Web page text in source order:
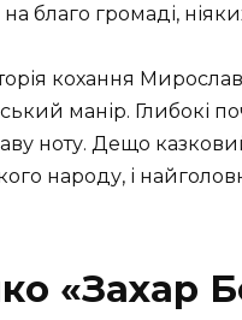
благо громаді,
кохання
манір. Глибокі
ноту. Дещо
народу, і
«Захар